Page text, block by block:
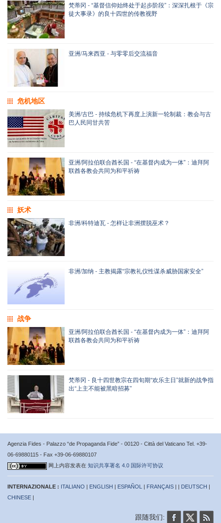
梵蒂冈 - “基督信仰始终处于起步阶段”：深深扎根于《宗
徒大事录》的良十四世的传教视野
亚洲/马来西亚 - 与零零后交流福音
危机地区
美洲/古巴 - 持续危机下再度上演新一轮制裁：教会与古
巴人民同甘共苦
亚洲/阿拉伯联合酋长国 - “在基督内成为一体”：迪拜阿
联酋各教会共同为和平祈祷
妖术
非洲/科特迪瓦 - 怎样让非洲摆脱巫术？
非洲/加纳 - 主教揭露“宗教礼仪性谋杀威胁国家安全”
战争
亚洲/阿拉伯联合酋长国 - “在基督内成为一体”：迪拜阿
联酋各教会共同为和平祈祷
梵蒂冈 - 良十四世教宗在四旬期“欢乐主日”就新的战争指
出“上主不能被黑暗招募”
Agenzia Fides - Palazzo “de Propaganda Fide” - 00120 - Città del Vaticano Tel. +39-
06-69880115 - Fax +39-06-69880107
网上内容发表在 知识共享署名 4.0 国际许可协议
INTERNAZIONALE : ITALIANO | ENGLISH | ESPAÑOL | FRANÇAIS | | DEUTSCH |
CHINESE |
跟随我们: